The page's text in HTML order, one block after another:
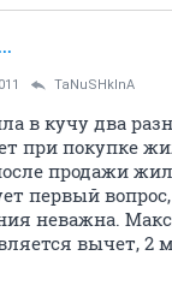
TaNuSHkInA
в кучу два
при покупке
продажи
первый
неважна.
вычет, 2